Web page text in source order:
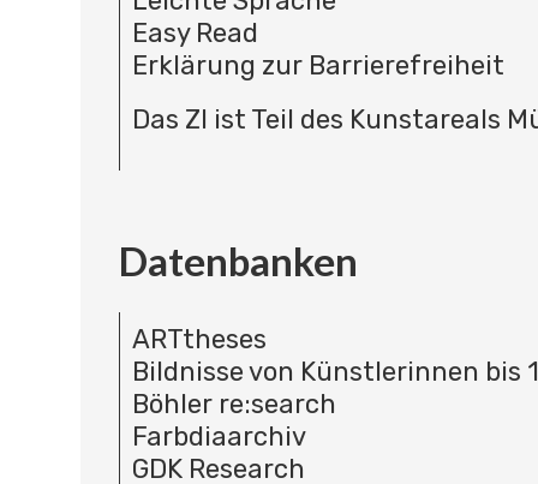
Easy Read
Erklärung zur Barrierefreiheit
Das ZI ist Teil des Kunstareals
Datenbanken
ARTtheses
Bildnisse von Künstlerinnen bis
Böhler re:search
Farbdiaarchiv
GDK Research